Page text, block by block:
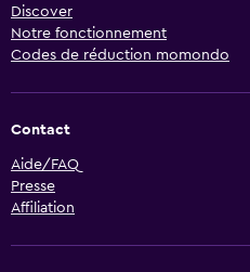
Discover
Notre fonctionnement
Codes de réduction momondo
Contact
Aide/FAQ
Presse
Affiliation